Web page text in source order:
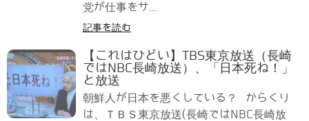
党が仕事をサ...
記事を読む
【これはひどい】TBS東京放送（長崎
ではNBC長崎放送）、「日本死ね！」
と放送
朝鮮人が日本を悪くしている？ からくり
は、ＴＢＳ東京放送(長崎ではNBC長崎放